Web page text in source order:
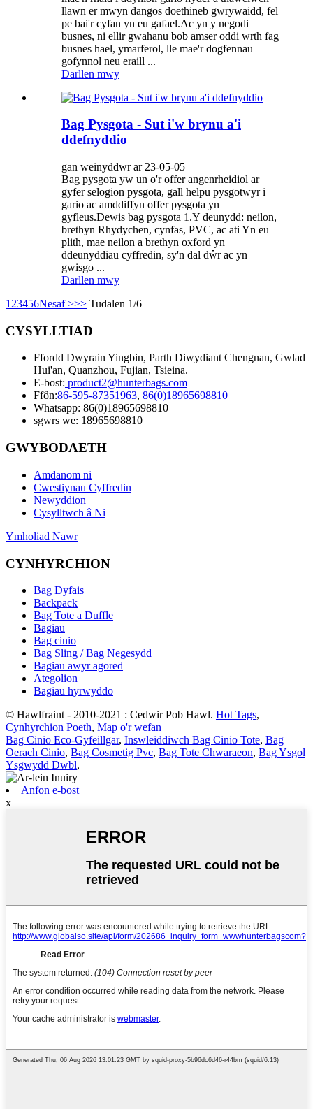
llawn er mwyn dangos doethineb gwrywaidd, fel
pe bai'r cyfan yn eu gafael.Ac yn y negodi
busnes, ni ellir gwahanu bob amser oddi wrth fag
busnes hael, ymarferol, lle mae'r dogfennau
gofynnol neu eraill ...
Darllen mwy
Bag Pysgota - Sut i'w brynu a'i
ddefnyddio
gan weinyddwr ar 23-05-05
Bag pysgota yw un o'r offer angenrheidiol ar
gyfer selogion pysgota, gall helpu pysgotwyr i
gario ac amddiffyn offer pysgota yn
gyfleus.Dewis bag pysgota 1.Y deunydd: neilon,
brethyn Rhydychen, cynfas, PVC, ac ati Yn eu
plith, mae neilon a brethyn oxford yn
ddeunyddiau cyffredin, sy'n dal dŵr ac yn
gwisgo ...
Darllen mwy
1 23456Nesaf >>> Tudalen 1/6
CYSYLLTIAD
Ffordd Dwyrain Yingbin, Parth Diwydiant Chengnan, Gwlad
Hui'an, Quanzhou, Fujian, Tsieina.
E-bost: product2@hunterbags.com
Ffôn:86-595-87351963, 86(0)18965698810
Whatsapp: 86(0)18965698810
sgwrs we: 18965698810
GWYBODAETH
Amdanom ni
Cwestiynau Cyffredin
Newyddion
Cysylltwch â Ni
Ymholiad Nawr
CYNHYRCHION
Bag Dyfais
Backpack
Bag Tote a Duffle
Bagiau
Bag cinio
Bag Sling / Bag Negesydd
Bagiau awyr agored
Ategolion
Bagiau hyrwyddo
© Hawlfraint - 2010-2021 : Cedwir Pob Hawl. Hot Tags,
Cynhyrchion Poeth, Map o'r wefan
Bag Cinio Eco-Gyfeillgar, Inswleiddiwch Bag Cinio Tote, Bag
Oerach Cinio, Bag Cosmetig Pvc, Bag Tote Chwaraeon, Bag Ysgol
Ysgwydd Dwbl,
Anfon e-bost
x